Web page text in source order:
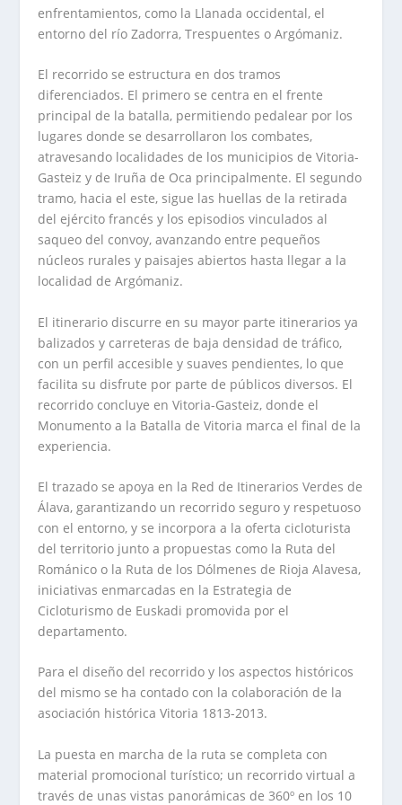
enfrentamientos, como la Llanada occidental, el
entorno del río Zadorra, Trespuentes o Argómaniz.
El recorrido se estructura en dos tramos
diferenciados. El primero se centra en el frente
principal de la batalla, permitiendo pedalear por los
lugares donde se desarrollaron los combates,
atravesando localidades de los municipios de Vitoria-
Gasteiz y de Iruña de Oca principalmente. El segundo
tramo, hacia el este, sigue las huellas de la retirada
del ejército francés y los episodios vinculados al
saqueo del convoy, avanzando entre pequeños
núcleos rurales y paisajes abiertos hasta llegar a la
localidad de Argómaniz.
El itinerario discurre en su mayor parte itinerarios ya
balizados y carreteras de baja densidad de tráfico,
con un perfil accesible y suaves pendientes, lo que
facilita su disfrute por parte de públicos diversos. El
recorrido concluye en Vitoria-Gasteiz, donde el
Monumento a la Batalla de Vitoria marca el final de la
experiencia.
El trazado se apoya en la Red de Itinerarios Verdes de
Álava, garantizando un recorrido seguro y respetuoso
con el entorno, y se incorpora a la oferta cicloturista
del territorio junto a propuestas como la Ruta del
Románico o la Ruta de los Dólmenes de Rioja Alavesa,
iniciativas enmarcadas en la Estrategia de
Cicloturismo de Euskadi promovida por el
departamento.
Para el diseño del recorrido y los aspectos históricos
del mismo se ha contado con la colaboración de la
asociación histórica Vitoria 1813-2013.
La puesta en marcha de la ruta se completa con
material promocional turístico; un recorrido virtual a
través de unas vistas panorámicas de 360º en los 10